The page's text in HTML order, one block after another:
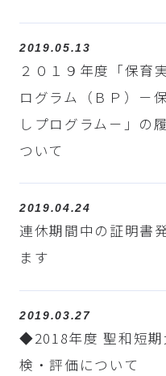
2019.05.13
２０１９年度「保育
ログラム（ＢＰ）－
しプログラム－」の
ついて
2019.04.24
連休期間中の証明書
ます
2019.03.27
◆2018年度 聖和短期
検・評価について